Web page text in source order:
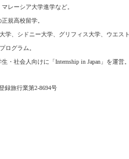
レーシア大学進学など。
規高校留学。
、シドニー大学、グリフィス大学、ウエス
ログラム。
社会人向けに「Internship in Japan」を運営。
録旅行業第2-8694号